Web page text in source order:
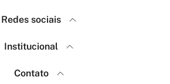
Redes sociais
Menina Fashion
Institucional
Política de Privacidade
Contato